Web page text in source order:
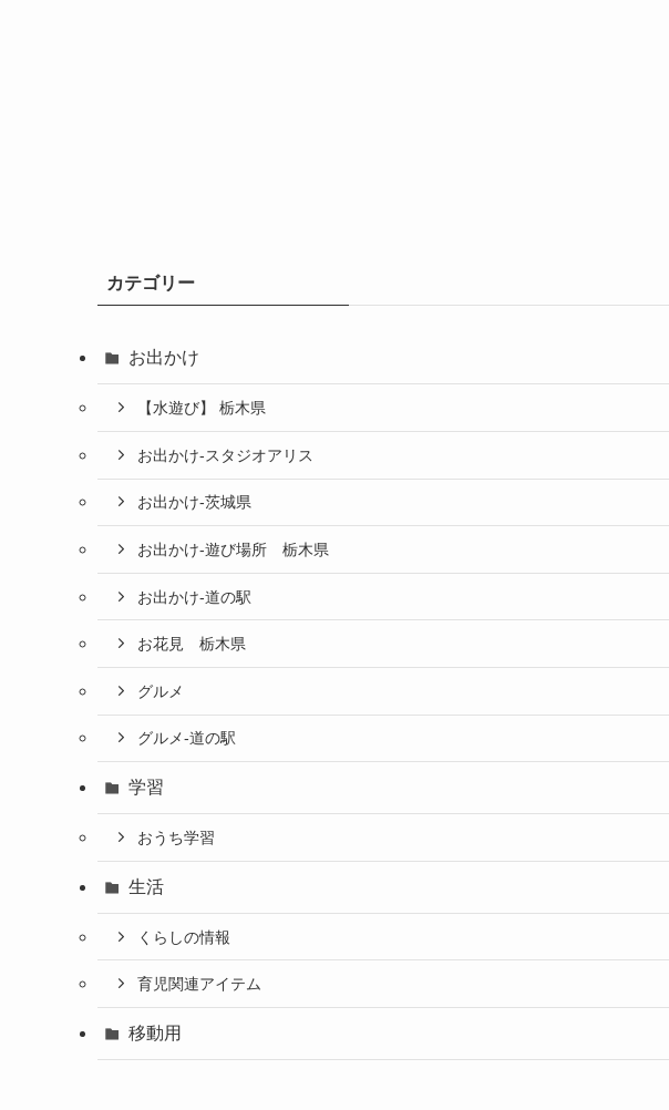
カテゴリー
お出かけ
【水遊び】 栃木県
お出かけ-スタジオアリス
お出かけ-茨城県
お出かけ-遊び場所 栃木県
お出かけ-道の駅
お花見 栃木県
グルメ
グルメ-道の駅
学習
おうち学習
生活
くらしの情報
育児関連アイテム
移動用